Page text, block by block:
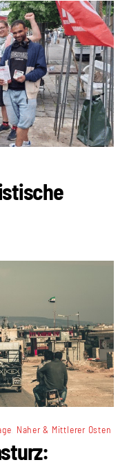
Naher & Mittlerer Osten